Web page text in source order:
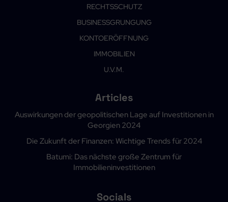
RECHTSSCHUTZ
BUSINESSGRUNGUNG
KONTOERÖFFNUNG
IMMOBILIEN
U.V.M.
Articles
Auswirkungen der geopolitischen Lage auf Investitionen in
Georgien 2024
Die Zukunft der Finanzen: Wichtige Trends für 2024
Batumi: Das nächste große Zentrum für
Immobilieninvestitionen
Socials